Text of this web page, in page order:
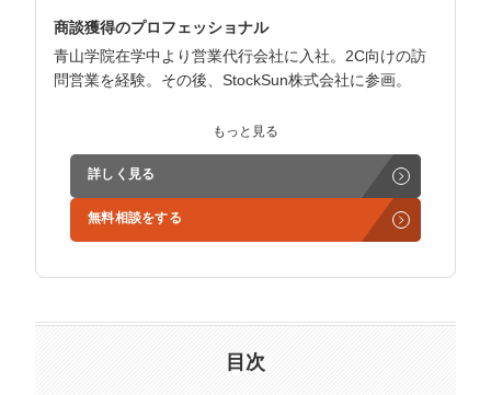
商談獲得のプロフェッショナル
青山学院在学中より営業代行会社に入社。2C向けの訪
問営業を経験。その後、StockSun株式会社に参画。
インサイドセールス立ち上げ、テレアポ部隊立ち上げな
ど営業支援を担当。
学生時代からに代表岩野の社長秘書として活動。現在は
3社の事業責任者も務めており、Webマーケティングと
趣味はキックボクシング。アマチュアの戦績は2戦0勝2
もっと見る
詳しく見る
無料相談をする
目次